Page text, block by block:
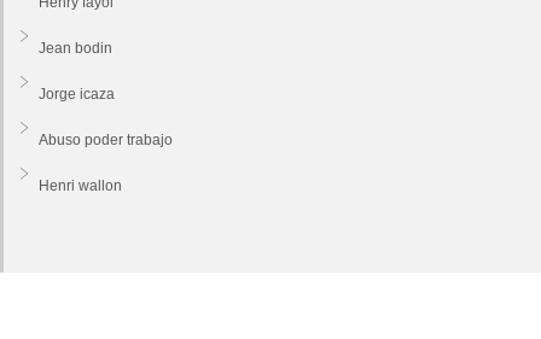
Jean bodin
Jorge icaza
Abuso poder trabajo
Henri wallon